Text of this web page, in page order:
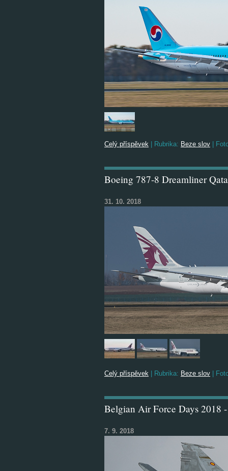
Celý příspěvek Rubrika: Beze slov
Boeing 787-8 Dreamliner
31. 10. 2018
Celý příspěvek Rubrika: Beze slov
Belgian Air Force Days 2018
7. 9. 2018